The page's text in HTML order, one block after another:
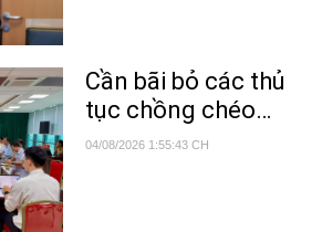
Cần bãi bỏ các thủ
tục chồng chéo
trong lĩnh vực nông
04/08/2026 1:55:43 CH